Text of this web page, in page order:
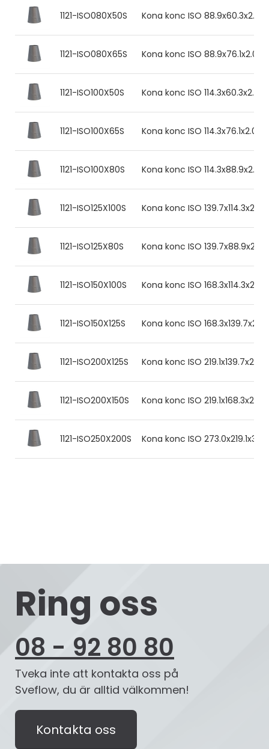
1121-ISO080X50S Kona konc ISO 88.9x60.3x2.0
1121-ISO080X65S Kona konc ISO 88.9x76.1x2.0
1121-ISO100X50S Kona konc ISO 114.3x60.3x2.0
1121-ISO100X65S Kona konc ISO 114.3x76.1x2.0
1121-ISO100X80S Kona konc ISO 114.3x88.9x2.0
1121-ISO125X100S Kona konc ISO 139.7x114.3x2.0
1121-ISO125X80S Kona konc ISO 139.7x88.9x2.0
1121-ISO150X100S Kona konc ISO 168.3x114.3x2.0
1121-ISO150X125S Kona konc ISO 168.3x139.7x2.0
1121-ISO200X125S Kona konc ISO 219.1x139.7x2.0
1121-ISO200X150S Kona konc ISO 219.1x168.3x2.0
1121-ISO250X200S Kona konc ISO 273.0x219.1x3.0
Ring oss
08 - 92 80 80
Tveka inte att kontakta oss på
Sveflow, du är alltid välkommen!
Kontakta oss